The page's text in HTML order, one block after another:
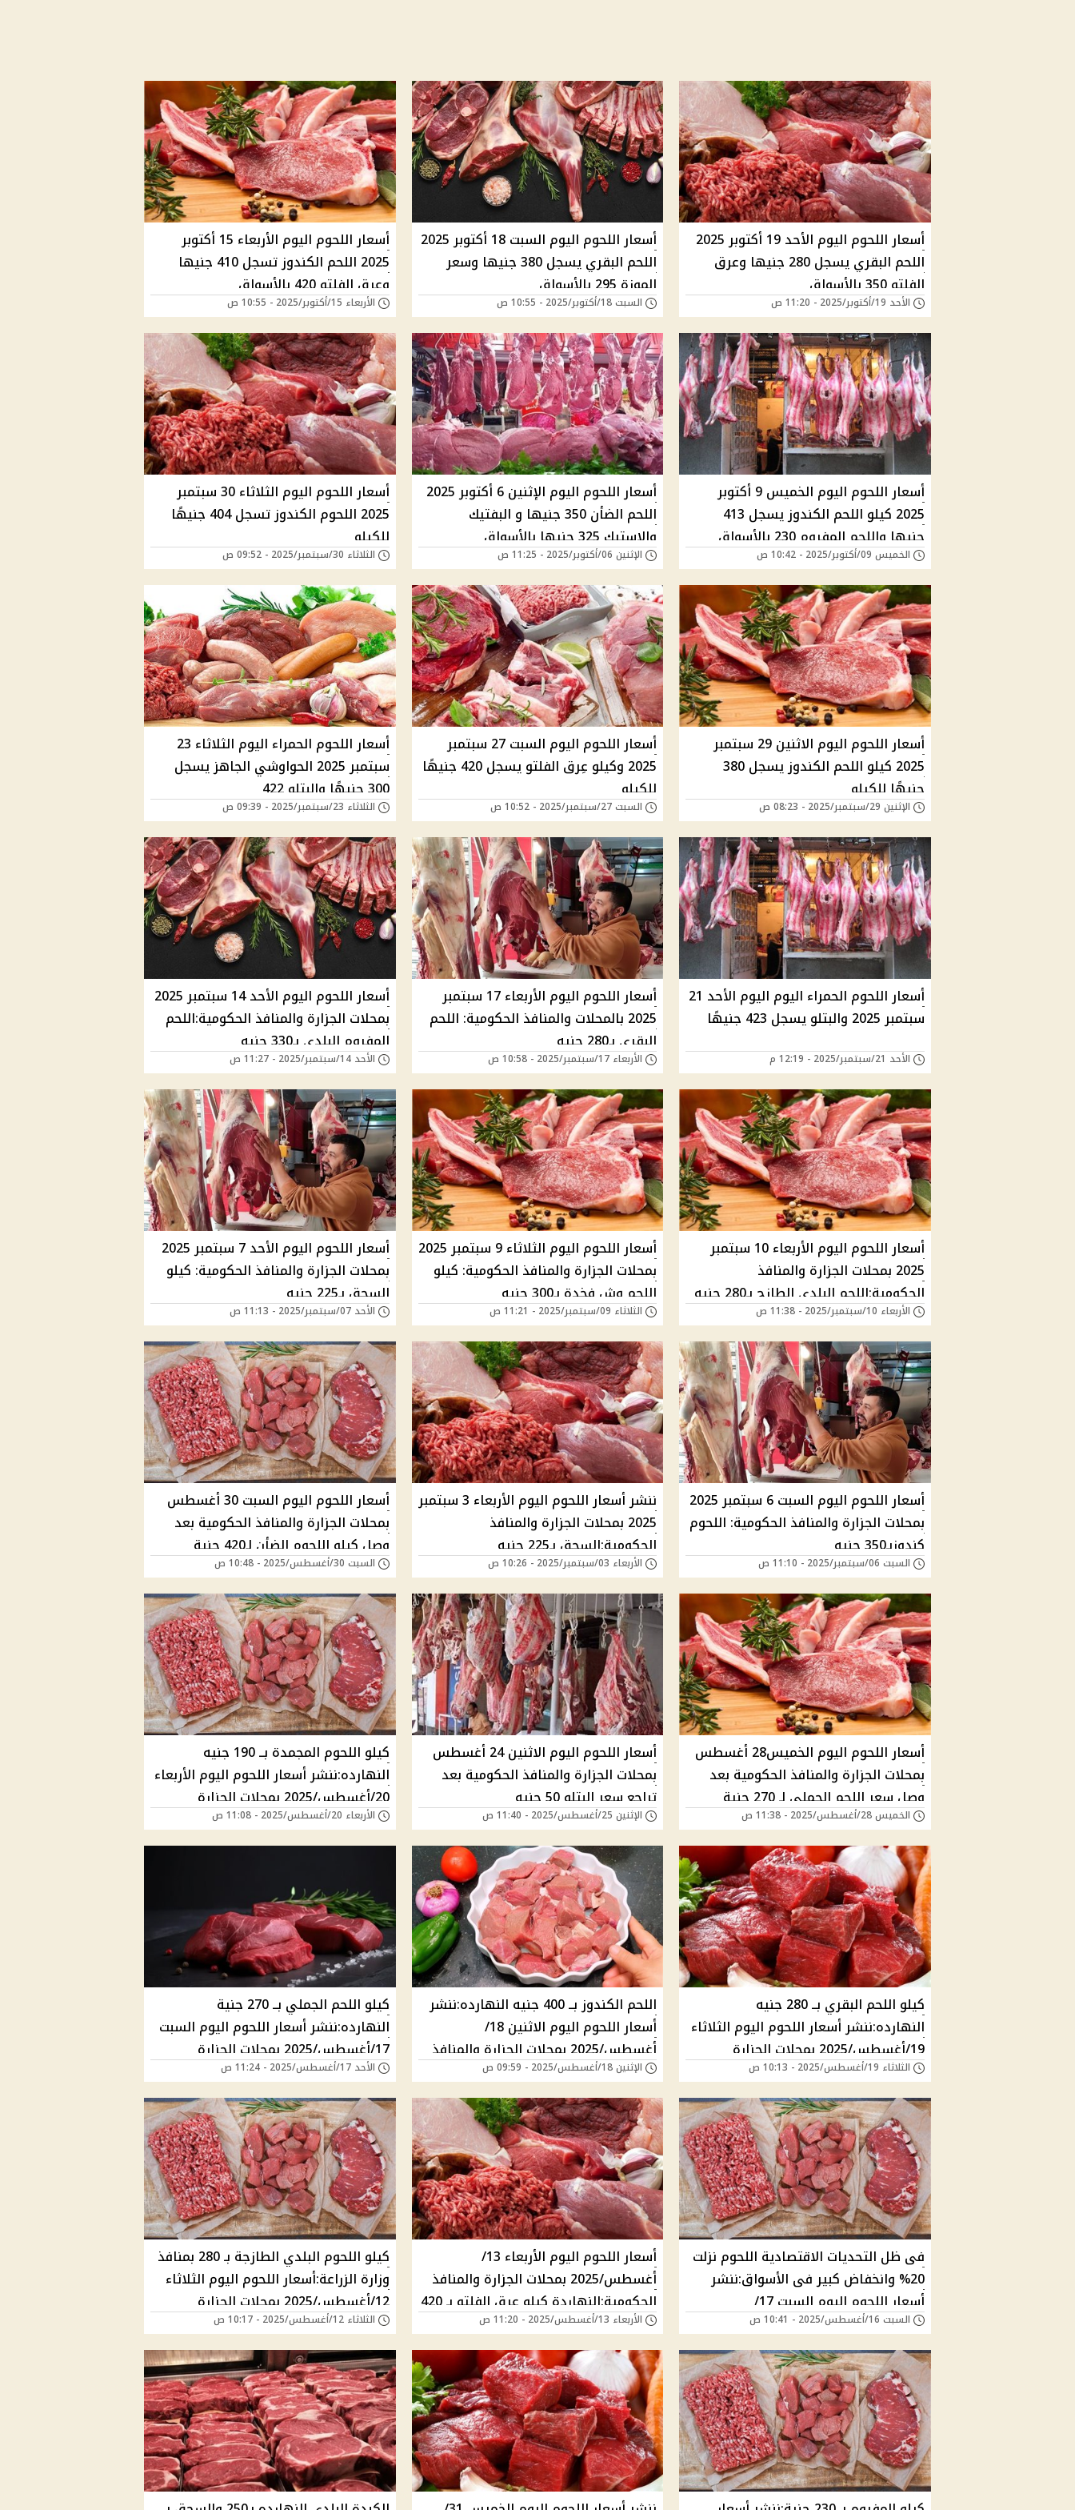
أسعار اللحوم اليوم الأحد 19 أكتوبر 2025
اللحم البقري يسجل 280 جنيها وعرق
الفلتو 350 بالأسواق
الأحد 19/أكتوبر/2025 - 11:20 ص
أسعار اللحوم اليوم السبت 18 أكتوبر 2025
اللحم البقري يسجل 380 جنيها وسعر
الموزة 295 بالأسواق
السبت 18/أكتوبر/2025 - 10:55 ص
أسعار اللحوم اليوم الأربعاء 15 أكتوبر
2025 اللحم الكندوز تسجل 410 جنيها
وعِرق الفلتو 420 بالأسواق
الأربعاء 15/أكتوبر/2025 - 10:55 ص
أسعار اللحوم اليوم الخميس 9 أكتوبر
2025 كيلو اللحم الكندوز يسجل 413
جنيها واللحم المفروم 230 بالأسواق
الخميس 09/أكتوبر/2025 - 10:42 ص
أسعار اللحوم اليوم الإثنين 6 أكتوبر 2025
اللحم الضأن 350 جنيها و البفتيك
والاستيك 325 جنيها بالأسواق
الإثنين 06/أكتوبر/2025 - 11:25 ص
أسعار اللحوم اليوم الثلاثاء 30 سبتمبر
2025 اللحوم الكندوز تسجل 404 جنيهًا
للكيلو
الثلاثاء 30/سبتمبر/2025 - 09:52 ص
أسعار اللحوم اليوم الاثنين 29 سبتمبر
2025 كيلو اللحم الكندوز يسجل 380
جنيهًا للكيلو
الإثنين 29/سبتمبر/2025 - 08:23 ص
أسعار اللحوم اليوم السبت 27 سبتمبر
2025 وكيلو عِرق الفلتو يسجل 420 جنيهًا
للكيلو
السبت 27/سبتمبر/2025 - 10:52 ص
أسعار اللحوم الحمراء اليوم الثلاثاء 23
سبتمبر 2025 الحواوشي الجاهز يسجل
300 جنيهًا والبتلو 422
الثلاثاء 23/سبتمبر/2025 - 09:39 ص
أسعار اللحوم الحمراء اليوم اليوم الأحد 21
سبتمبر 2025 والبتلو يسجل 423 جنيهًا
الأحد 21/سبتمبر/2025 - 12:19 م
أسعار اللحوم اليوم الأربعاء 17 سبتمبر
2025 بالمحلات والمنافذ الحكومية: اللحم
البقري بـ280 جنيه
الأربعاء 17/سبتمبر/2025 - 10:58 ص
أسعار اللحوم اليوم الأحد 14 سبتمبر 2025
بمحلات الجزارة والمنافذ الحكومية:اللحم
المفروم البلدي بـ330 جنيه
الأحد 14/سبتمبر/2025 - 11:27 ص
أسعار اللحوم اليوم الأربعاء 10 سبتمبر
2025 بمحلات الجزارة والمنافذ
الحكومية:اللحم البلدي الطازج بـ280 جنيه
الأربعاء 10/سبتمبر/2025 - 11:38 ص
أسعار اللحوم اليوم الثلاثاء 9 سبتمبر 2025
بمحلات الجزارة والمنافذ الحكومية: كيلو
اللحم وش فخدة بـ300 جنيه
الثلاثاء 09/سبتمبر/2025 - 11:21 ص
أسعار اللحوم اليوم الأحد 7 سبتمبر 2025
بمحلات الجزارة والمنافذ الحكومية: كيلو
السجق بـ225 جنيه
الأحد 07/سبتمبر/2025 - 11:13 ص
أسعار اللحوم اليوم السبت 6 سبتمبر 2025
بمحلات الجزارة والمنافذ الحكومية: اللحوم
كندوزبـ350 جنيه
السبت 06/سبتمبر/2025 - 11:10 ص
ننشر أسعار اللحوم اليوم الأربعاء 3 سبتمبر
2025 بمحلات الجزارة والمنافذ
الحكومية:السجق بـ225 جنيه
الأربعاء 03/سبتمبر/2025 - 10:26 ص
أسعار اللحوم اليوم السبت 30 أغسطس
بمحلات الجزارة والمنافذ الحكومية بعد
وصل كيلو اللحوم الضأن لـ420 جنية
السبت 30/أغسطس/2025 - 10:48 ص
أسعار اللحوم اليوم الخميس28 أغسطس
بمحلات الجزارة والمنافذ الحكومية بعد
وصل سعر اللحم الجملي لـ 270 جنية
الخميس 28/أغسطس/2025 - 11:38 ص
أسعار اللحوم اليوم الاثنين 24 أغسطس
بمحلات الجزارة والمنافذ الحكومية بعد
تراجع سعر البتلو 50 جنيه
الإثنين 25/أغسطس/2025 - 11:40 ص
كيلو اللحوم المجمدة بــ 190 جنيه
النهارده:ننشر أسعار اللحوم اليوم الأربعاء
20/أغسطس/2025 بمحلات الجزارة
والمنافذ الحكومية
الأربعاء 20/أغسطس/2025 - 11:08 ص
كيلو اللحم البقري بــ 280 جنيه
النهارده:ننشر أسعار اللحوم اليوم الثلاثاء
19/أغسطس/2025 بمحلات الجزارة
والمنافذ الحكومية
الثلاثاء 19/أغسطس/2025 - 10:13 ص
اللحم الكندوز بــ 400 جنيه النهارده:ننشر
أسعار اللحوم اليوم الاثنين 18/
أغسطس/2025 بمحلات الجزارة والمنافذ
الحكومية
الإثنين 18/أغسطس/2025 - 09:59 ص
كيلو اللحم الجملي بــ 270 جنية
النهارده:ننشر أسعار اللحوم اليوم السبت
17/أغسطس/2025 بمحلات الجزارة
والمنافذ الحكومية
الأحد 17/أغسطس/2025 - 11:24 ص
فى ظل التحديات الاقتصادية اللحوم نزلت
20% وانخفاض كبير فى الأسواق:ننشر
أسعار اللحوم اليوم السبت 17/
أغسطس/2025 بالأسواق
السبت 16/أغسطس/2025 - 10:41 ص
أسعار اللحوم اليوم الأربعاء 13/
أغسطس/2025 بمحلات الجزارة والمنافذ
الحكومية:النهاردة كيلو عِرق الفلتو بـ 420
جنية
الأربعاء 13/أغسطس/2025 - 11:20 ص
كيلو اللحوم البلدي الطازجة بـ 280 بمنافذ
وزارة الزراعة:أسعار اللحوم اليوم الثلاثاء
12/أغسطس/2025 بمحلات الجزارة
والمنافذ الحكومية
الثلاثاء 12/أغسطس/2025 - 10:17 ص